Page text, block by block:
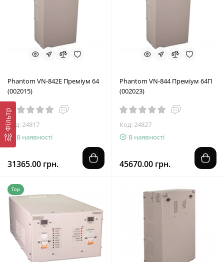
Фільтр
Phantom VN-842E Преміум 64
(002015)
Код: 24817
В наявності
31365.00 грн.
Phantom VN-844 Преміум 64П
(002023)
Код: 24827
В наявності
45670.00 грн.
Top